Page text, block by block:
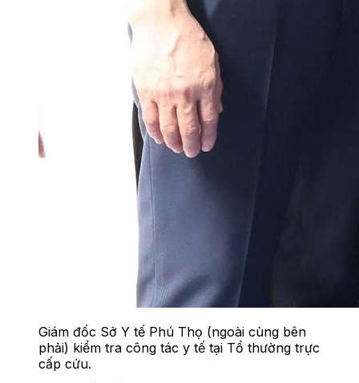
Giám đốc Sở Y tế Phú Thọ (ngoài cùng bên
phải) kiểm tra công tác y tế tại Tổ thường trực
cấp cứu.